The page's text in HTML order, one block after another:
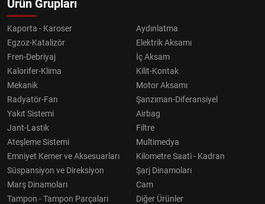
Ürün Grupları
Kaporta - Karoser
Aydınlatma
Egzoz-Katalizör
Elektrik Aksamı
Fren-Debriyaj
İç Aksam
Kalorifer-Klima
Kilit-Kontak
Mekanik
Motor Aksamı
Radyatör-Fan
Şanzıman-Diferansiyel
Yakıt Sistemi
Airbag
Jant-Lastik
Filtre
Ateşleme Sistemi
Multimedya
Emniyet Kemer ve Aksesuarları
Kilometre Saati - Kadran
Süspansiyon ve Direksiyon
Şarj Dinamoları
Marş Dinamoları
Cam
Tampon - Tampon Parçaları
Diğer Ürünler